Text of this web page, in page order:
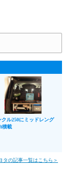
クル250にミッドレング
積載
タの記事一覧はこちら＞